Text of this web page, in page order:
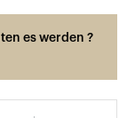
es werden ?